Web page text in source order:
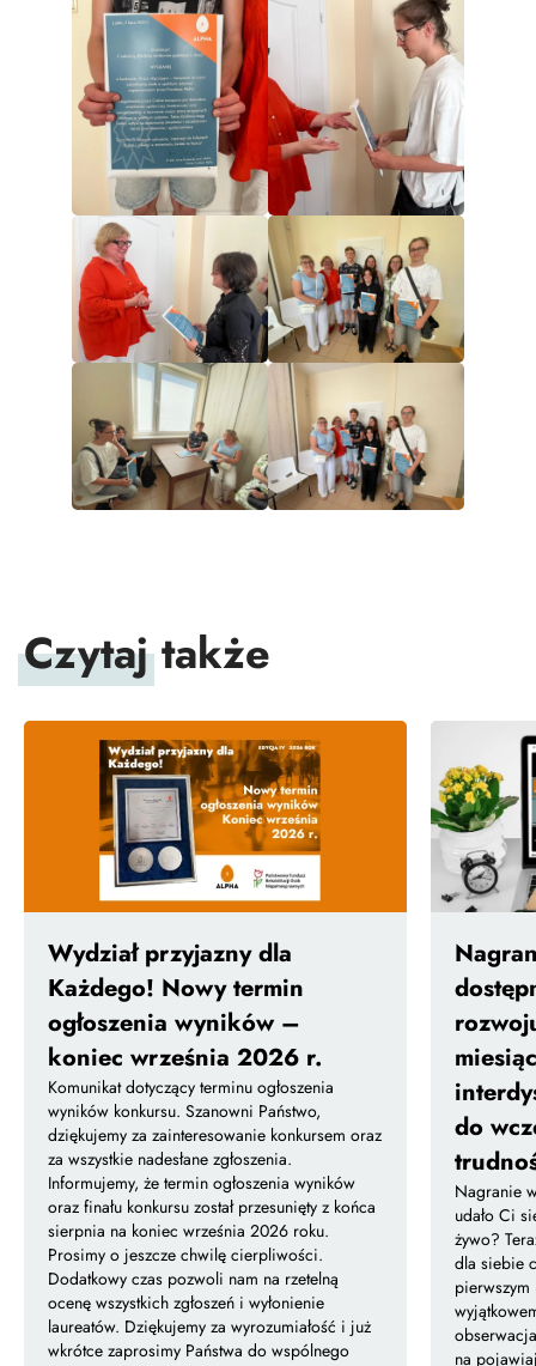
Czytajtakże
Wydział przyjazny dla
Każdego! Nowy termin
ogłoszenia wyników –
koniec września 2026 r.
Komunikat dotyczący terminu ogłoszenia
wyników konkursu. Szanowni Państwo,
dziękujemy za zainteresowanie konkursem oraz
za wszystkie nadesłane zgłoszenia.
Informujemy, że termin ogłoszenia wyników
oraz finału konkursu został przesunięty z końca
sierpnia na koniec września 2026 roku.
Prosimy o jeszcze chwilę cierpliwości.
Dodatkowy czas pozwoli nam na rzetelną
ocenę wszystkich zgłoszeń i wyłonienie
laureatów. Dziękujemy za wyrozumiałość i już
wkrótce zaprosimy Państwa do wspólnego
do
Nagranie
udało Ci
żywo?
dla siebie
na